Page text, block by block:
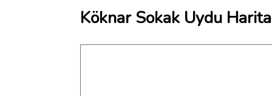
Köknar Sokak Uydu